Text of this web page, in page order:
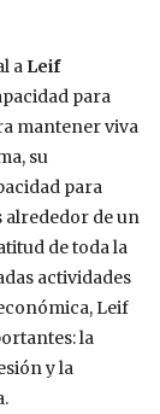
a Leif
para
mantener viva
su
para
alrededor de un
de toda la
actividades
Leif
la
y la